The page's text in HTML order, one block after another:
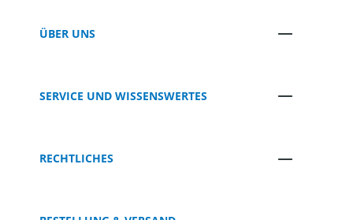
ÜBER UNS
SERVICE UND WISSENSWERTES
RECHTLICHES